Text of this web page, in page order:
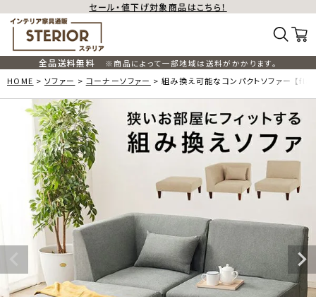
セール・値下げ対象商品はこちら！
全品送料無料
※商品によって一部地域は送料がかかります。
HOME
ソファー コーナーソファー 組み換え可能なコンパクトソファー 【